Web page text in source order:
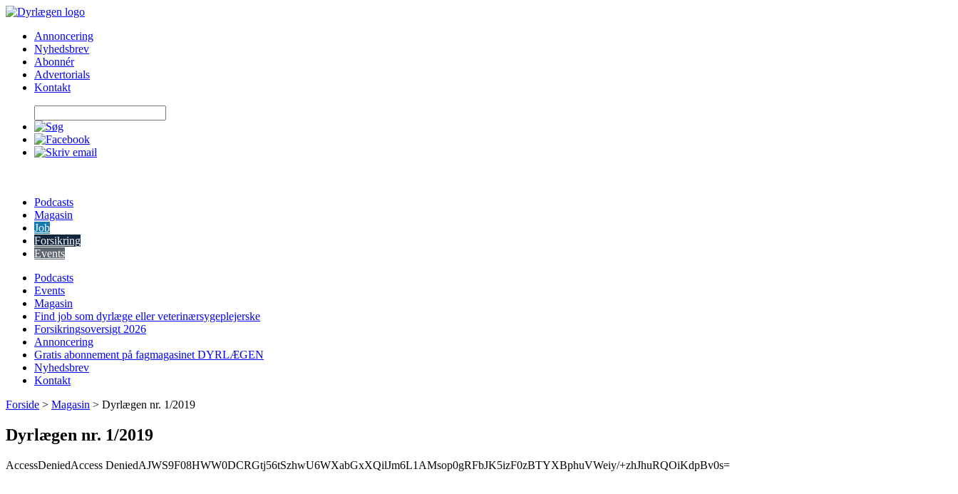
Skip
contentAnnoncering
Nyhedsbrev
Abonnér
Advertorials
Kontakt
Podcasts
Magasin
Job
Forsikring
Events
Podcasts
Events
Magasin
Find job som dyrlæge eller veterinærsygeplejerske
Forsikringsoversigt 2026
Annoncering
Gratis abonnement på fagmagasinet DYRLÆGEN
Nyhedsbrev
Kontakt
Forside > Magasin > Dyrlægen nr. 1/2019
Dyrlægen nr. 1/2019